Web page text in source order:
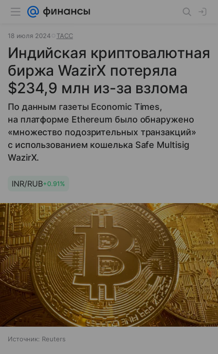
18 июля 2024 ТАСС
Индийская криптовалютная
биржа WazirX потеряла
$234,9 млн из-за взлома
По данным газеты Economic Times,
на платформе Ethereum было обнаружено
«множество подозрительных транзакций»
с использованием кошелька Safe Multisig
WazirX.
INR/RUB+0.91%
Источник: Reuters